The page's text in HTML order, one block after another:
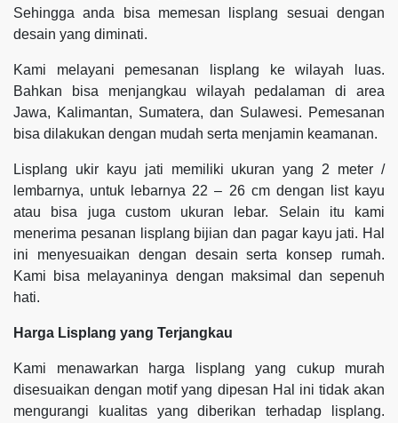
Sehingga anda bisa memesan lisplang sesuai dengan
desain yang diminati.
Kami melayani pemesanan lisplang ke wilayah luas.
Bahkan bisa menjangkau wilayah pedalaman di area
Jawa, Kalimantan, Sumatera, dan Sulawesi. Pemesanan
bisa dilakukan dengan mudah serta menjamin keamanan.
Lisplang ukir kayu jati memiliki ukuran yang 2 meter /
lembarnya, untuk lebarnya 22 – 26 cm dengan list kayu
atau bisa juga custom ukuran lebar. Selain itu kami
menerima pesanan lisplang bijian dan pagar kayu jati. Hal
ini menyesuaikan dengan desain serta konsep rumah.
Kami bisa melayaninya dengan maksimal dan sepenuh
hati.
Harga Lisplang yang Terjangkau
Kami menawarkan harga lisplang yang cukup murah
disesuaikan dengan motif yang dipesan Hal ini tidak akan
mengurangi kualitas yang diberikan terhadap lisplang.